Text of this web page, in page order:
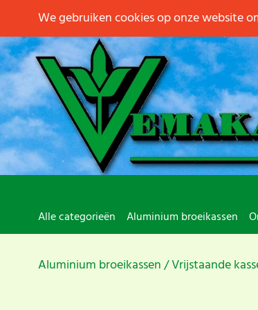
Alle categorieën Aluminium broeikassen
Aluminium broeikassen Vrijstaande
We gebruiken cookies op onze website